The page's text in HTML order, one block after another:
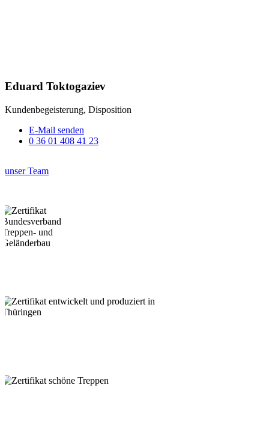
Eduard Toktogaziev
Kundenbegeisterung, Disposition
E-Mail senden
0 36 01 408 41 23
unser Team